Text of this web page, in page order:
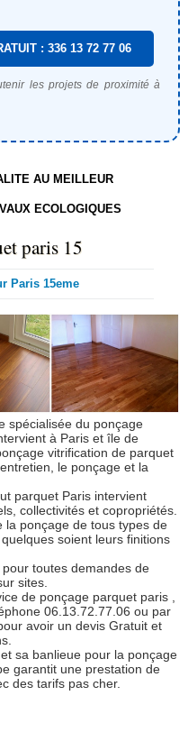
: 336 13 72 77 06
les projets de proximité à
AU MEILLEUR
ECOLOGIQUES
paris 15
Paris 15eme
spécialisée du ponçage
à Paris et île de
vitrification de parquet
le ponçage et la
parquet Paris intervient
collectivités et copropriétés.
la ponçage de tous types de
soient leurs finitions
toutes demandes de
sites.
de ponçage parquet paris ,
06.13.72.77.06 ou par
avoir un devis Gratuit et
sa banlieue pour la ponçage
garantit une prestation de
des tarifs pas cher.